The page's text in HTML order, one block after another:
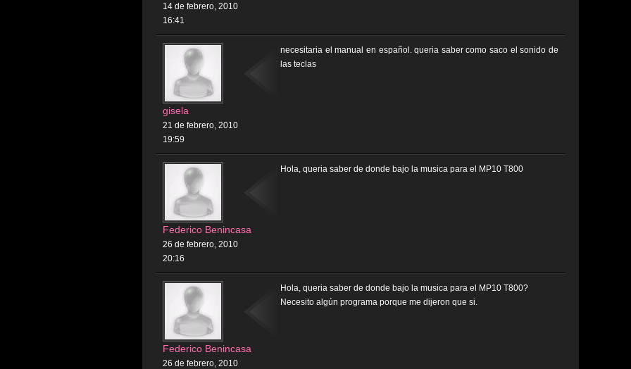
14 de febrero, 2010
16:41
gisela
21 de febrero, 2010
19:59
necesitaria el manual en español. queria saber como saco el sonido de
las teclas
Federico Benincasa
26 de febrero, 2010
20:16
Hola, queria saber de donde bajo la musica para el MP10 T800
Federico Benincasa
26 de febrero, 2010
Hola, queria saber de donde bajo la musica para el MP10 T800?
Necesito algún programa porque me dijeron que si.